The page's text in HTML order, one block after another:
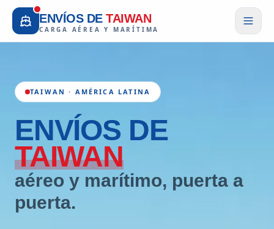
ENVÍOS DE TAIWAN
CARGA AÉREA Y MARÍTIMA
TAIWAN · AMÉRICA LATINA
ENVÍOS DE
TAIWAN
aéreo y marítimo, puerta a
puerta.